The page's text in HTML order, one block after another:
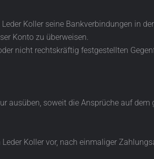
Koller seine Bankverbindungen in
Konto zu überweisen.
nicht rechtskräftig festgestellten
ausüben, soweit die Ansprüche auf
Koller vor, nach einmaliger